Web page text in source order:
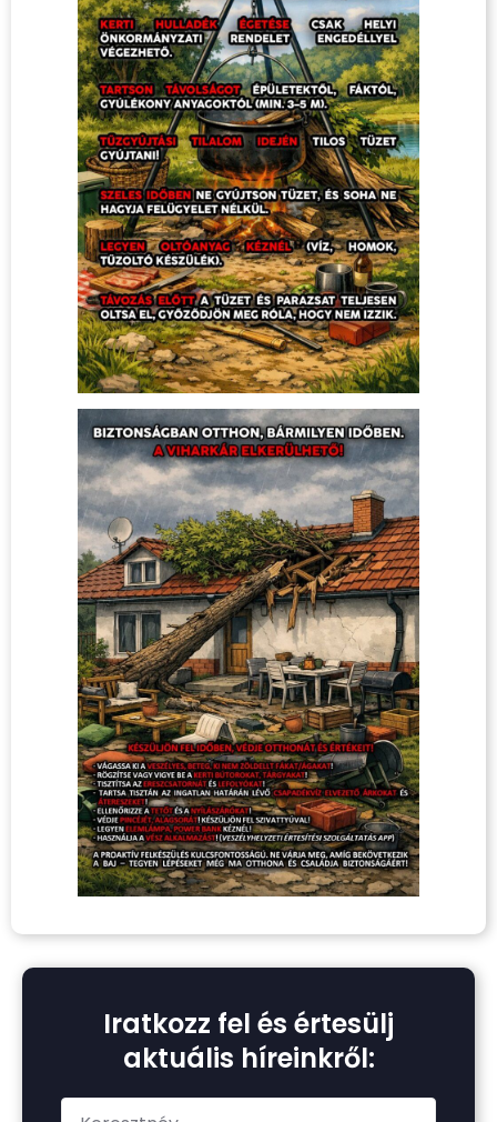
Iratkozz fel és értesülj
aktuális híreinkről: